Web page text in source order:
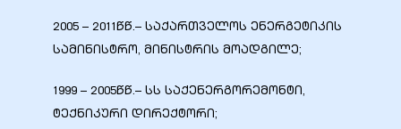
2005 – 2011წწ.– საქართველოს ენერგეტიკის
სამინისტრო, მინისტრის მოადგილე;
1999 – 2005წწ.– სს საქენერგორემონტი,
ტექნიკური დირექტორი;